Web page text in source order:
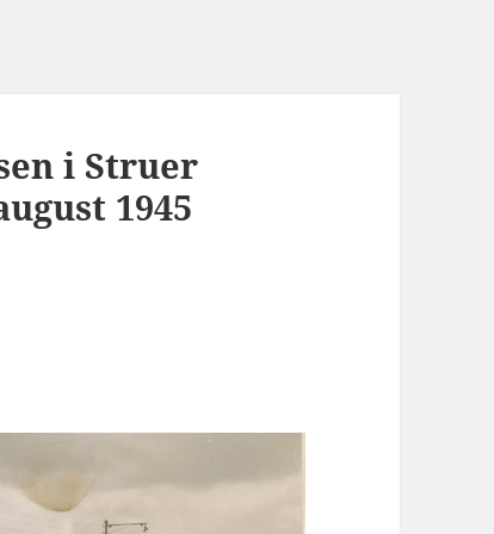
i Struer
1945